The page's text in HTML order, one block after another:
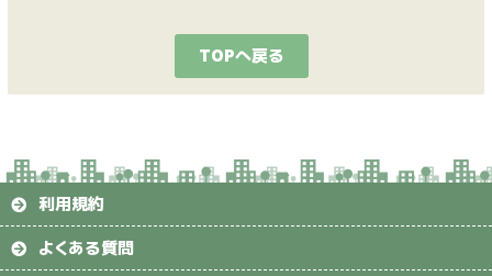
TOPへ戻る
利用規約
よくある質問